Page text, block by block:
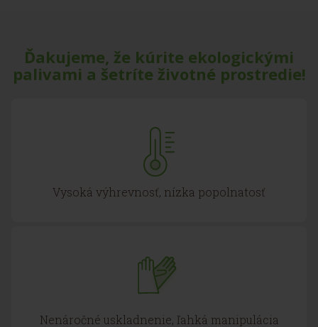
Ďakujeme, že kúrite ekologickými
palivami a šetríte životné prostredie!
Vysoká výhrevnosť, nízka popolnatosť
Nenáročné uskladnenie, ľahká manipulácia